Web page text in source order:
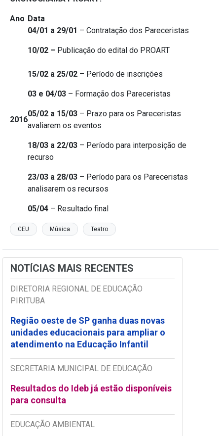
Ano Data
2016
04/01 a 29/01 – Contratação dos Pareceristas
10/02 – Publicação do edital do PROART
15/02 a 25/02 – Período de inscrições
03 e 04/03 – Formação dos Pareceristas
05/02 a 15/03 – Prazo para os Pareceristas
avaliarem os eventos
18/03 a 22/03 – Período para interposição de
recurso
23/03 a 28/03 – Período para os Pareceristas
analisarem os recursos
05/04 – Resultado final
CEU Música Teatro
NOTÍCIAS MAIS RECENTES
DIRETORIA REGIONAL DE EDUCAÇÃO
PIRITUBA
Região oeste de SP ganha duas novas
unidades educacionais para ampliar o
atendimento na Educação Infantil
SECRETARIA MUNICIPAL DE EDUCAÇÃO
Resultados do Ideb já estão disponíveis
para consulta
EDUCAÇÃO AMBIENTAL